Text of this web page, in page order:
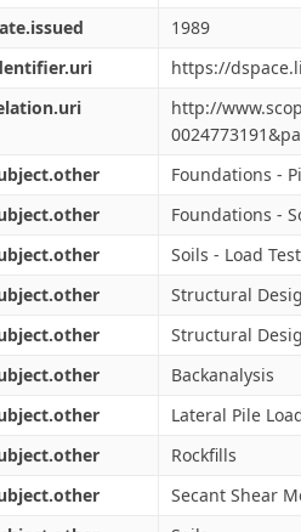
1989
https://
http://
Foundations -
Foundations -
Soils - Load
Structural
Structural
Backanalysis
Lateral Pile
Rockfills
Secant Shear